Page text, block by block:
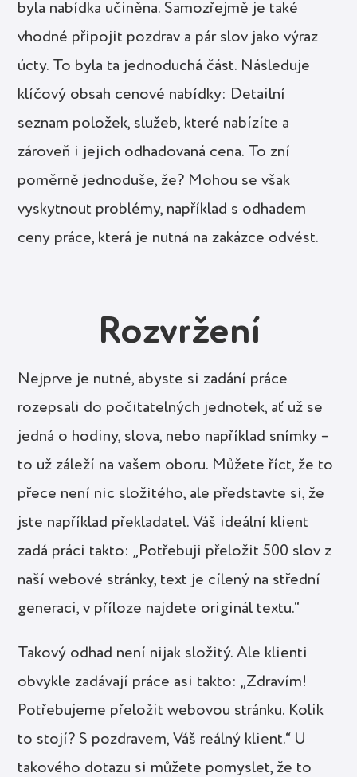
byla nabídka učiněna. Samozřejmě je také
vhodné připojit pozdrav a pár slov jako výraz
úcty. To byla ta jednoduchá část. Následuje
klíčový obsah cenové nabídky: Detailní
seznam položek, služeb, které nabízíte a
zároveň i jejich odhadovaná cena. To zní
poměrně jednoduše, že? Mohou se však
vyskytnout problémy, například s odhadem
ceny práce, která je nutná na zakázce odvést.
Rozvržení
Nejprve je nutné, abyste si zadání práce
rozepsali do počitatelných jednotek, ať už se
jedná o hodiny, slova, nebo například snímky –
to už záleží na vašem oboru. Můžete říct, že to
přece není nic složitého, ale představte si, že
jste například překladatel. Váš ideální klient
zadá práci takto: „Potřebuji přeložit 500 slov z
naší webové stránky, text je cílený na střední
generaci, v příloze najdete originál textu.“
Takový odhad není nijak složitý. Ale klienti
obvykle zadávají práce asi takto: „Zdravím!
Potřebujeme přeložit webovou stránku. Kolik
to stojí? S pozdravem, Váš reálný klient.“ U
takového dotazu si můžete pomyslet, že to